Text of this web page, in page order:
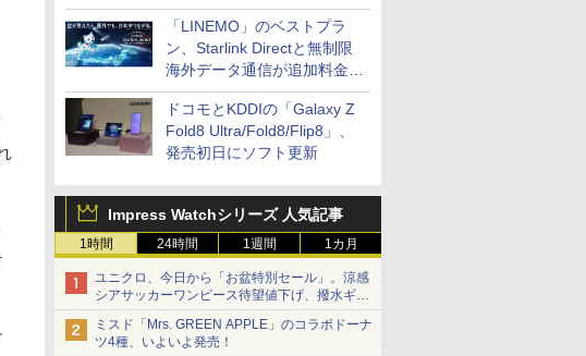
「LINEMO」のベストプラ
ン、Starlink Directと無制限
海外データ通信が追加料金な
しに
ドコモとKDDIの「Galaxy Z
Fold8 Ultra/Fold8/Flip8」、
発売初日にソフト更新
Impress Watchシリーズ 人気記事
1時間 24時間 1週間 1カ月
ユニクロ、今日から「お盆特別セール」。涼感
シアサッカーワンピース待望値下げ、撥水ギア
ショーツは1990円に
ミスド「Mrs. GREEN APPLE」のコラボドーナ
ツ4種、いよいよ発売！